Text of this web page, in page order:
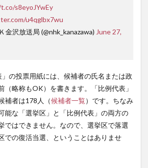
s8eyoJYwEy
u4qglbx7wu
金沢放送局 (@nhk_kanazawa) June 27,
の投票用紙には、候補者の氏名または政
（略称もOK）を書きます。「比例代表」
補者は178人（候補者一覧）です。ちなみ
能な「選挙区」と「比例代表」の両方の
ではできません。なので、選挙区で落選
での復活当選、ということはありませ